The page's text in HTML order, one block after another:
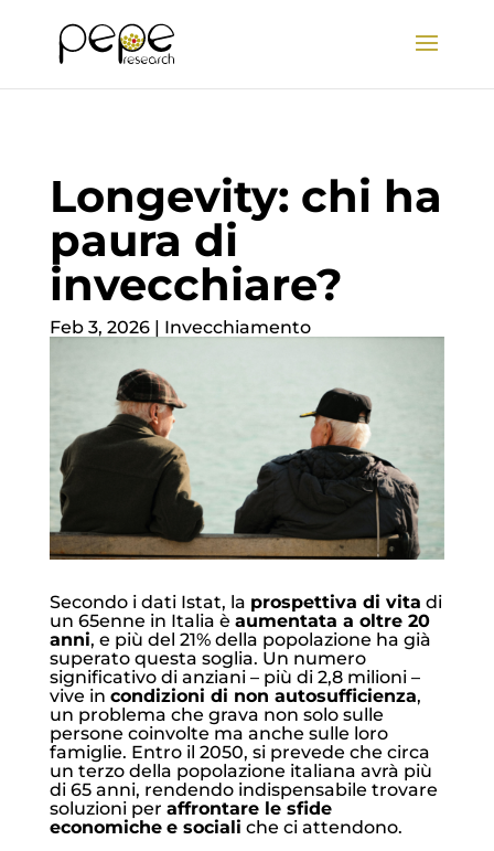
Longevity: chi ha
paura di
invecchiare?
Feb 3, 2026| Invecchiamento
Secondo i dati Istat, la prospettiva di vita di
un 65enne in Italia è aumentata a oltre 20
anni, e più del 21% della popolazione ha già
superato questa soglia. Un numero
significativo di anziani – più di 2,8 milioni –
vive in condizioni di non autosufficienza,
un problema che grava non solo sulle
persone coinvolte ma anche sulle loro
famiglie. Entro il 2050, si prevede che circa
un terzo della popolazione italiana avrà più
di 65 anni, rendendo indispensabile trovare
soluzioni per affrontare le sfide
economiche e sociali che ci attendono.